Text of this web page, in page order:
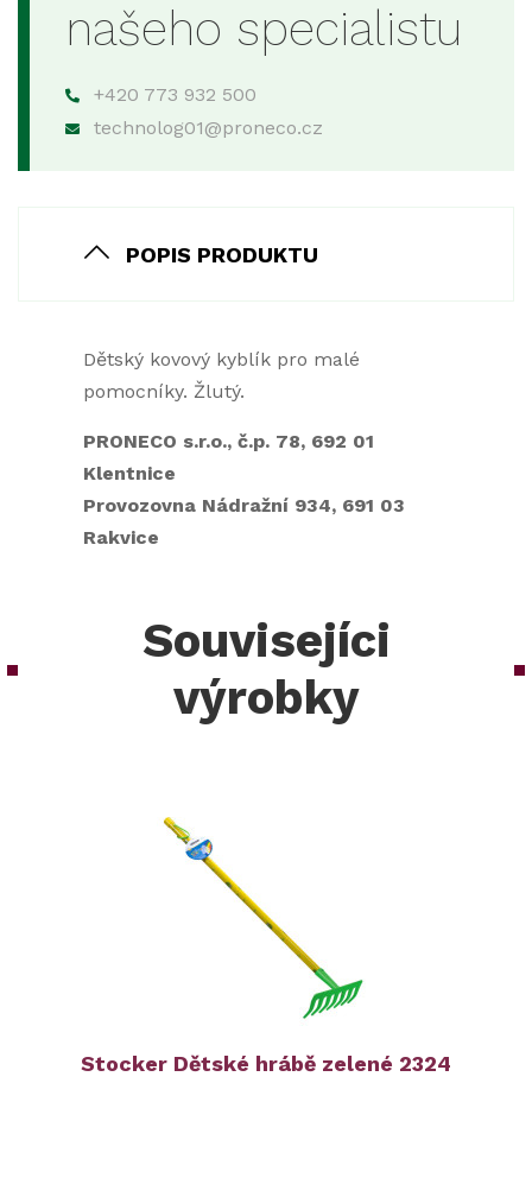
našeho specialistu
+420 773 932 500
technolog01@proneco.cz
POPIS PRODUKTU
Dětský kovový kyblík pro malé
pomocníky. Žlutý.
PRONECO s.r.o., č.p. 78, 692 01
Klentnice
Provozovna Nádražní 934, 691 03
Rakvice
Souvisejíci
výrobky
Stocker Dětské hrábě zelené 2324